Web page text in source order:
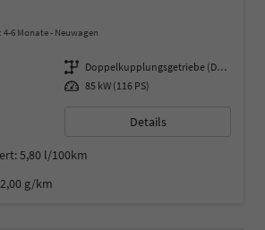
6 Monate Neuwagen
Getriebe
Doppelkupplungsgetriebe (DSG)
Leistung 85 kW (116 PS)
Details
5,80 l/100km
g/km